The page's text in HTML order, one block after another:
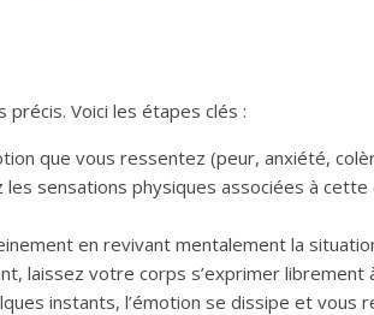
Voici les étapes clés :
que vous ressentez (peur, anxiété,
les sensations physiques associées à
en revivant mentalement la
laissez votre corps s’exprimer librement
instants, l’émotion se dissipe et vous